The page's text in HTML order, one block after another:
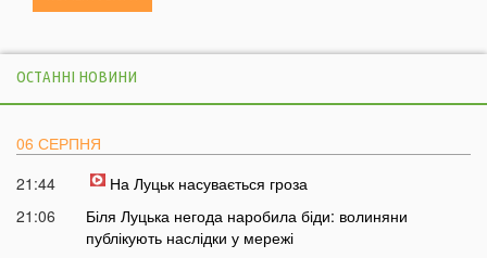
ОСТАННІ НОВИНИ
06 СЕРПНЯ
21:44
На Луцьк насувається гроза
21:06
Біля Луцька негода наробила біди: волиняни
публікують наслідки у мережі